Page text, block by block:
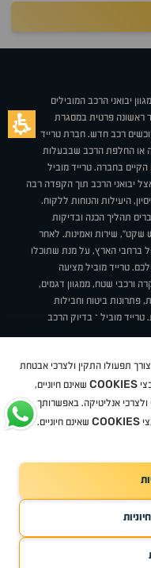
יבואני הרכב המובילים
ראשונה פרטית במסגרת
רכב חדש. חברת טרייד
או החלפת הרכב שבבעלות
בחברה. טרייד מוביל
יבואני הרכב תוך הקפדה רבה
היעילות והנוחות ללקוח.
תהליך הכנה ובדיקות
שקט", שירות ואמינות. לאחר
ברחבי הארץ, על מנת שתוכלו
טרייד מוביל מציעה
ורכבי שטח, ממגוון דגמים,
פתרונות ביטוח וחבילות
מוביל – בדיוק הרכב
זה עובד? דרושים
ניסאןטויוטהדאצ'יהפולקסווגןטסלה ג'יפ
TradeMobile
TradeMobile
אתרים
2026
תפעולו התקין ולצרכי אבטחת
COOKIES שאינם חיוניים,
ולצרכי אנליטיקה. באפשרותך
COOKIES שאינם חיוניים.